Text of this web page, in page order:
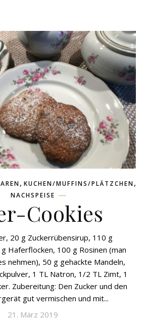
, KUCHEN/MUFFINS/PLÄTZCHEN,
NACHSPEISE
Cookies
20 g Zuckerrübensirup, 110 g
Haferflocken, 100 g Rosinen (man
nehmen), 50 g gehackte Mandeln,
1 TL Natron, 1/2 TL Zimt, 1
Zubereitung: Den Zucker und den
gut vermischen und mit...
21. März 2019